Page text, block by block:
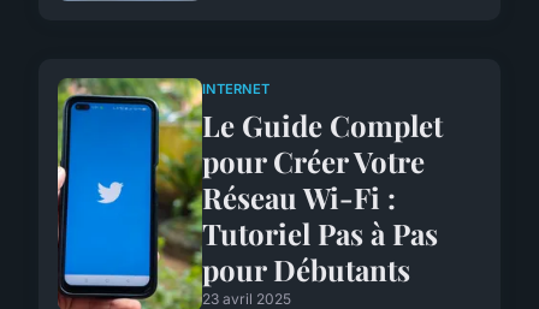
INTERNET
Le Guide Complet
pour Créer Votre
Réseau Wi-Fi :
Tutoriel Pas à Pas
pour Débutants
23 avril 2025